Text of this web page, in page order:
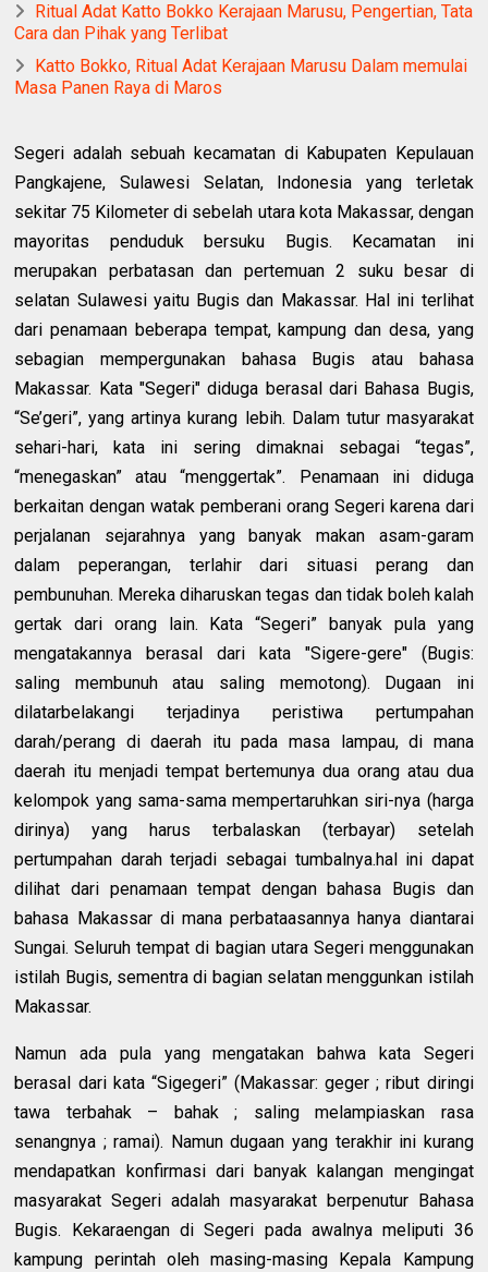
Ritual Adat Katto Bokko Kerajaan Marusu, Pengertian, Tata
Cara dan Pihak yang Terlibat
Katto Bokko, Ritual Adat Kerajaan Marusu Dalam memulai
Masa Panen Raya di Maros
Segeri adalah sebuah kecamatan di Kabupaten Kepulauan
Pangkajene, Sulawesi Selatan, Indonesia yang terletak
sekitar 75 Kilometer di sebelah utara kota Makassar, dengan
mayoritas penduduk bersuku Bugis. Kecamatan ini
merupakan perbatasan dan pertemuan 2 suku besar di
selatan Sulawesi yaitu Bugis dan Makassar. Hal ini terlihat
dari penamaan beberapa tempat, kampung dan desa, yang
sebagian mempergunakan bahasa Bugis atau bahasa
Makassar. Kata "Segeri" diduga berasal dari Bahasa Bugis,
“Se’geri”, yang artinya kurang lebih. Dalam tutur masyarakat
sehari-hari, kata ini sering dimaknai sebagai “tegas”,
“menegaskan” atau “menggertak”. Penamaan ini diduga
berkaitan dengan watak pemberani orang Segeri karena dari
perjalanan sejarahnya yang banyak makan asam-garam
dalam peperangan, terlahir dari situasi perang dan
pembunuhan. Mereka diharuskan tegas dan tidak boleh kalah
gertak dari orang lain. Kata “Segeri” banyak pula yang
mengatakannya berasal dari kata "Sigere-gere" (Bugis:
saling membunuh atau saling memotong). Dugaan ini
dilatarbelakangi terjadinya peristiwa pertumpahan
darah/perang di daerah itu pada masa lampau, di mana
daerah itu menjadi tempat bertemunya dua orang atau dua
kelompok yang sama-sama mempertaruhkan siri-nya (harga
dirinya) yang harus terbalaskan (terbayar) setelah
pertumpahan darah terjadi sebagai tumbalnya.hal ini dapat
dilihat dari penamaan tempat dengan bahasa Bugis dan
bahasa Makassar di mana perbataasannya hanya diantarai
Sungai. Seluruh tempat di bagian utara Segeri menggunakan
istilah Bugis, sementra di bagian selatan menggunkan istilah
Makassar.
Namun ada pula yang mengatakan bahwa kata Segeri
berasal dari kata “Sigegeri” (Makassar: geger ; ribut diringi
tawa terbahak – bahak ; saling melampiaskan rasa
senangnya ; ramai). Namun dugaan yang terakhir ini kurang
mendapatkan konfirmasi dari banyak kalangan mengingat
masyarakat Segeri adalah masyarakat berpenutur Bahasa
Bugis. Kekaraengan di Segeri pada awalnya meliputi 36
kampung perintah oleh masing-masing Kepala Kampung